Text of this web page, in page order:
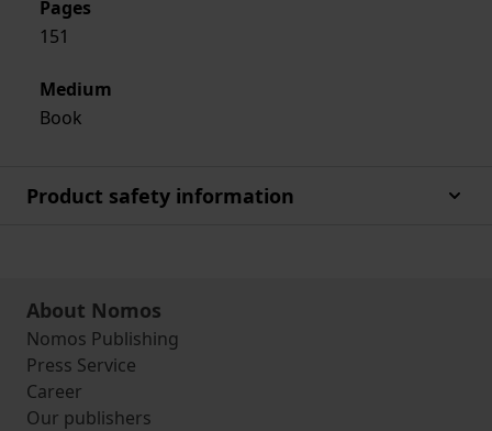
Pages
151
Medium
Book
Product safety information
About Nomos
Nomos Publishing
Press Service
Career
Our publishers